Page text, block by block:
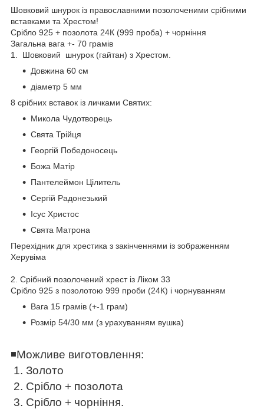
Шовковий шнурок із православними позолоченими срібними
вставками та Хрестом!
Срібло 925 + позолота 24К (999 проба) + чорніння
Загальна вага +- 70 грамів
1️. Шовковий шнурок (гайтан) з Хрестом.
Довжина 60 см
діаметр 5 мм
8 срібних вставок із личками Святих:
Микола Чудотворець
Свята Трійця
Георгій Победоносець
Божа Матір
Пантелеймон Цілитель
Сергій Радонезький
Ісус Христос
Свята Матрона
Перехідник для хрестика з закінченнями із зображенням
Херувіма
2️. Срібний позолочений хрест із Ліком 33
Срібло 925 з позолотою 999 проби (24К) і чорнуванням
Вага 15 грамів (+-1 грам)
Розмір 54/30 мм (з урахуванням вушка)
◾️Можливе виготовлення:
1. Золото
2. Срібло + позолота
3. Срібло + чорніння.